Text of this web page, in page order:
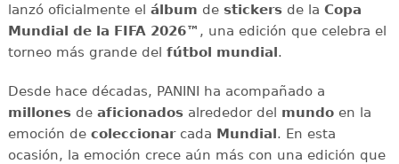
lanzó oficialmente el álbum destickersde la Copa
Mundial de la FIFA 2026™ , una edición que celebra el
torneo más grande del fútbol mundial.
Desde hace décadas, PANINI ha acompañado a
millonesde aficionadosalrededor del mundoen la
emoción decoleccionarcada Mundial. En esta
ocasión, la emoción crece aún más con una edición que